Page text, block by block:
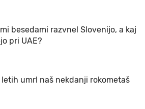
besedami razvnel Slovenijo, a kaj
pri UAE?
letih umrl naš nekdanji rokometaš